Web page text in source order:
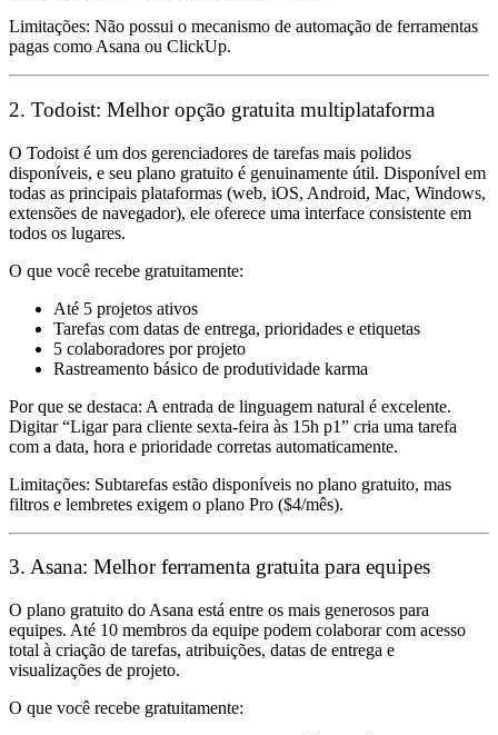
Limitações: Não possui o mecanismo de automação de ferramentas
pagas como Asana ou ClickUp.
2. Todoist: Melhor opção gratuita multiplataforma
O Todoist é um dos gerenciadores de tarefas mais polidos
disponíveis, e seu plano gratuito é genuinamente útil. Disponível em
todas as principais plataformas (web, iOS, Android, Mac, Windows,
extensões de navegador), ele oferece uma interface consistente em
todos os lugares.
O que você recebe gratuitamente:
Até 5 projetos ativos
Tarefas com datas de entrega, prioridades e etiquetas
5 colaboradores por projeto
Rastreamento básico de produtividade karma
Por que se destaca: A entrada de linguagem natural é excelente.
Digitar “Ligar para cliente sexta-feira às 15h p1” cria uma tarefa
com a data, hora e prioridade corretas automaticamente.
Limitações: Subtarefas estão disponíveis no plano gratuito, mas
filtros e lembretes exigem o plano Pro ($4/mês).
3. Asana: Melhor ferramenta gratuita para equipes
O plano gratuito do Asana está entre os mais generosos para
equipes. Até 10 membros da equipe podem colaborar com acesso
total à criação de tarefas, atribuições, datas de entrega e
visualizações de projeto.
O que você recebe gratuitamente: